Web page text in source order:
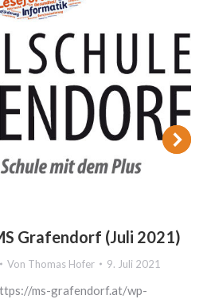
Grafendorf (Juli 2021)
Von Thomas Hofer 9. Juli 2021
ms-grafendorf.at/wp-